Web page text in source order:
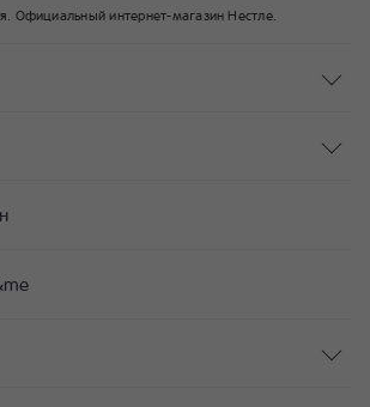
Официальный интернет-магазин Нестле.